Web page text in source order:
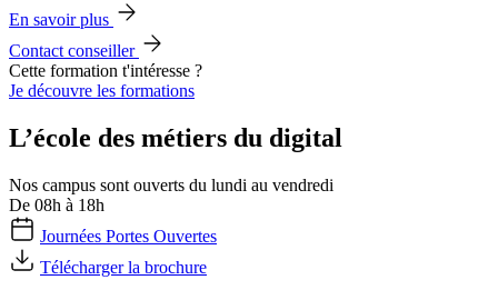
En savoir plus
Contact conseiller
Cette formation t'intéresse ?
Je découvre les formations
L’école des métiers du digital
Nos campus sont ouverts du lundi au vendredi
De 08h à 18h
Journées Portes Ouvertes
Télécharger la brochure